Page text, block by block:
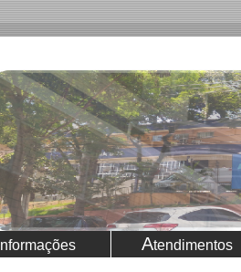
nformações Atendimentos